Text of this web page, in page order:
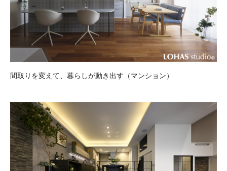
間取りを変えて、暮らしが動き出す（マンション）